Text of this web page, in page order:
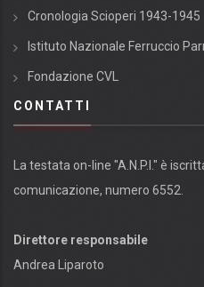
Cronologia Scioperi 1943-1945
Istituto Nazionale Ferruccio
Fondazione CVL
CONTATTI
La testata on-line "A.N.P.I." è
comunicazione, numero 6552.
Direttore responsabile
Andrea Liparoto